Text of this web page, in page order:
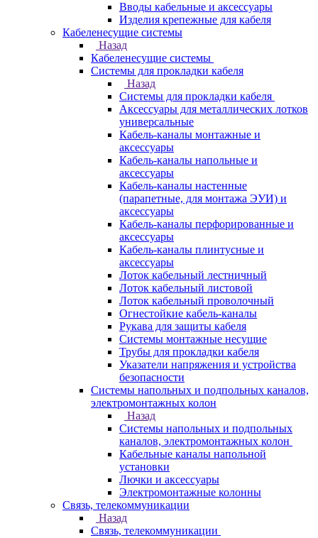
Вводы кабельные и аксессуары
Изделия крепежные для кабеля
Кабеленесущие системы
Назад
Кабеленесущие системы
Системы для прокладки кабеля
Назад
Системы для прокладки кабеля
Аксессуары для металлических лотков
универсальные
Кабель-каналы монтажные и
аксессуары
Кабель-каналы напольные и
аксессуары
Кабель-каналы настенные
(парапетные, для монтажа ЭУИ) и
аксессуары
Кабель-каналы перфорированные и
аксессуары
Кабель-каналы плинтусные и
аксессуары
Лоток кабельный лестничный
Лоток кабельный листовой
Лоток кабельный проволочный
Огнестойкие кабель-каналы
Рукава для защиты кабеля
Системы монтажные несущие
Трубы для прокладки кабеля
Указатели напряжения и устройства
безопасности
Системы напольных и подпольных каналов,
электромонтажных колон
Назад
Системы напольных и подпольных
каналов, электромонтажных колон
Кабельные каналы напольной
установки
Лючки и аксессуары
Электромонтажные колонны
Связь, телекоммуникации
Назад
Связь, телекоммуникации